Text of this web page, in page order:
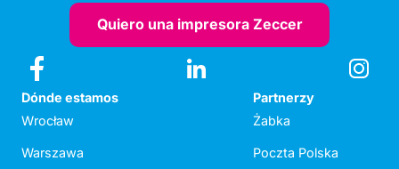
Quiero una impresora Zeccer
Dónde estamos
Wrocław
Warszawa
Partnerzy
Żabka
Poczta Polska